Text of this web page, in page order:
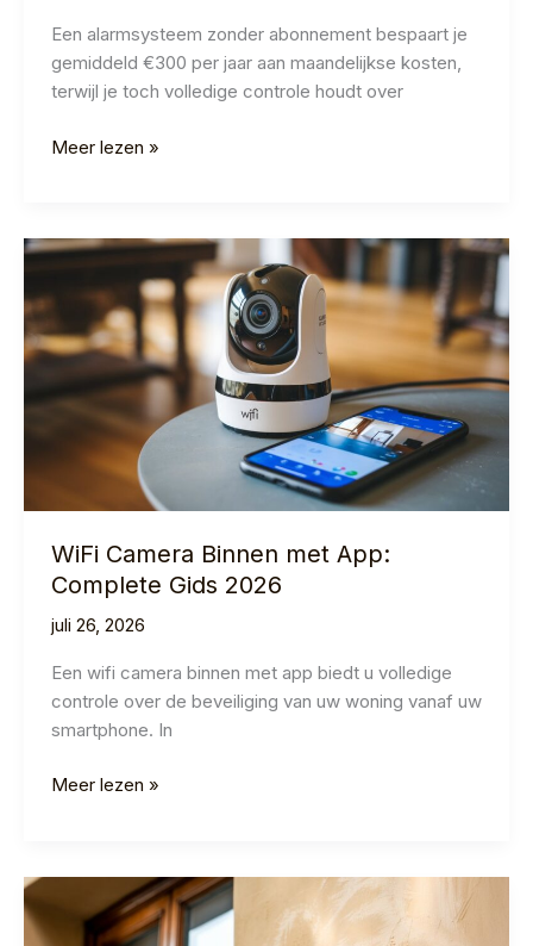
Een alarmsysteem zonder abonnement bespaart je
gemiddeld €300 per jaar aan maandelijkse kosten,
terwijl je toch volledige controle houdt over
Beste
2026
Top
7
Getest
Meer lezen »
WiFi Camera Binnen met App:
Complete Gids 2026
juli 26, 2026
Een wifi camera binnen met app biedt u volledige
controle over de beveiliging van uw woning vanaf uw
smartphone. In
WiFi
Complete
Meer lezen »